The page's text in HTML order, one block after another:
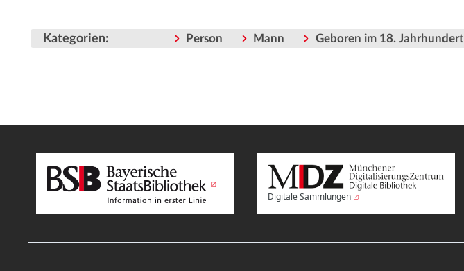
Kategorien: Person Mann Geboren im 18. Jahrhundert
Digitale Sammlungen